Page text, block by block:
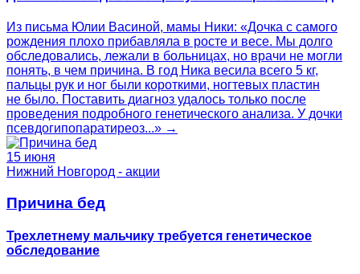
Из письма Юлии Васиной, мамы Ники: «Дочка с самого
рождения плохо прибавляла в росте и весе. Мы долго
обследовались, лежали в больницах, но врачи не могли
понять, в чем причина. В год Ника весила всего 5 кг,
пальцы рук и ног были короткими, ногтевых пластин
не было. Поставить диагноз удалось только после
проведения подробного генетического анализа. У дочки
псевдогипопаратиреоз...» →
15 июня
Нижний Новгород - акции
Причина бед
Трехлетнему мальчику требуется генетическое
обследование